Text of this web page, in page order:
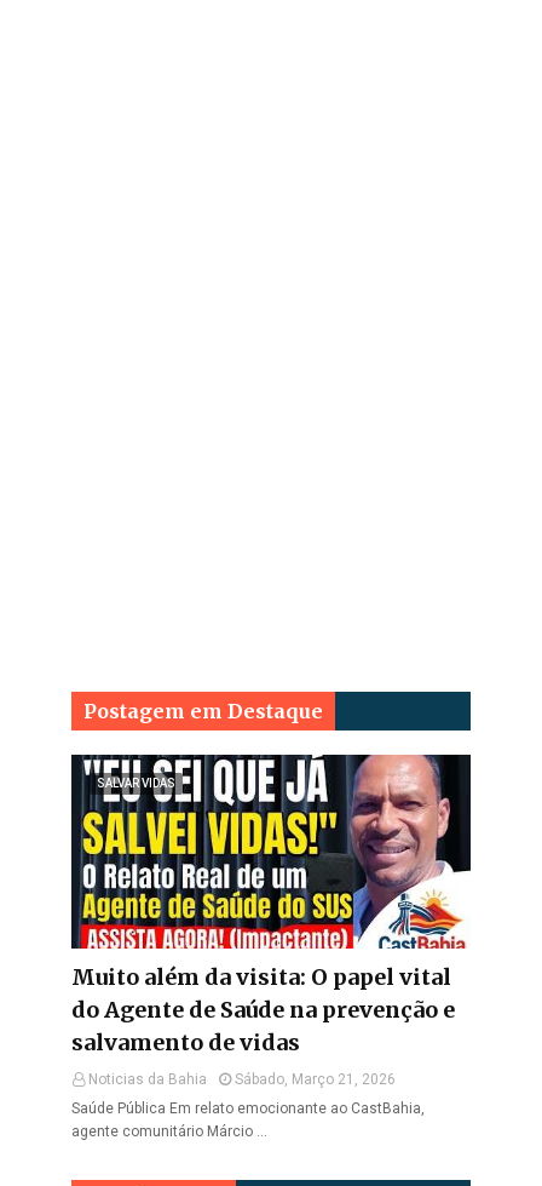
Postagem em Destaque
SALVAR VIDAS
Muito além da visita: O papel vital
do Agente de Saúde na prevenção e
salvamento de vidas
Noticias da Bahia
Sábado, Março 21, 2026
Saúde Pública Em relato emocionante ao CastBahia,
agente comunitário Márcio …